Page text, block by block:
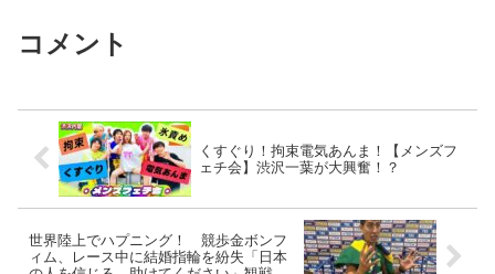
コメント
くすぐり！拘束電気あんま！【メンズフ
ェチ会】渋沢一葉が大興奮！？
世界陸上でハプニング！ 競歩金ボンフ
ィム、レース中に結婚指輪を紛失「日本